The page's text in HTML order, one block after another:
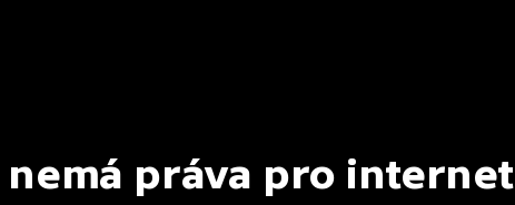
nemá práva pro internet